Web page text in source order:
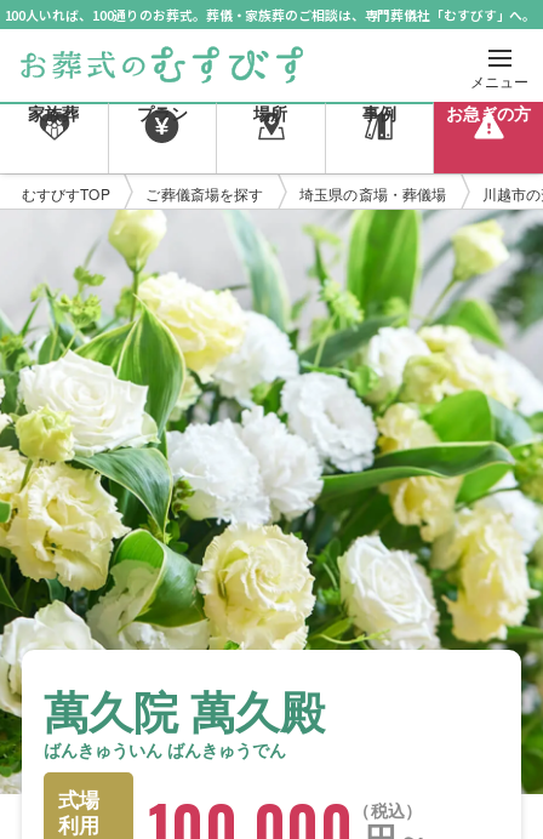
100人いれば、100通りのお葬式。葬儀・家族葬のご相談は、専門葬儀社「むすびす」へ。
メニュー
家族葬 プラン 場所 事例 お急ぎの方
むすびすTOP ご葬儀斎場を探す 埼玉県の斎場・葬儀場 川越市
萬久院 萬久殿
ばんきゅういん ばんきゅうでん
式場
利用
税込